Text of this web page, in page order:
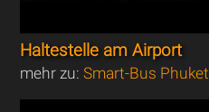
Haltestelle am Airport
mehr zu:Smart-Bus Phuket